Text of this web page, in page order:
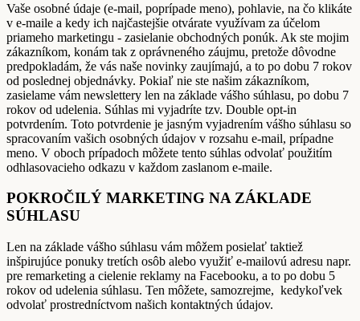
Vaše osobné údaje (e-mail, poprípade meno), pohlavie, na čo klikáte
v e-maile a kedy ich najčastejšie otvárate využívam za účelom
priameho marketingu - zasielanie obchodných ponúk. Ak ste mojim
zákazníkom, konám tak z oprávneného záujmu, pretože dôvodne
predpokladám, že vás naše novinky zaujímajú, a to po dobu 7 rokov
od poslednej objednávky. Pokiaľ nie ste našim zákazníkom,
zasielame vám newslettery len na základe vášho súhlasu, po dobu 7
rokov od udelenia. Súhlas mi vyjadríte tzv. Double opt-in
potvrdením. Toto potvrdenie je jasným vyjadrením vášho súhlasu so
spracovaním vašich osobných údajov v rozsahu e-mail, prípadne
meno. V oboch prípadoch môžete tento súhlas odvolať použitím
odhlasovacieho odkazu v každom zaslanom e-maile.
POKROČILÝ MARKETING NA ZÁKLADE
SÚHLASU
Len na základe vášho súhlasu vám môžem posielať taktiež
inšpirujúce ponuky tretích osôb alebo využiť e-mailovú adresu napr.
pre remarketing a cielenie reklamy na Facebooku, a to po dobu 5
rokov od udelenia súhlasu. Ten môžete, samozrejme, kedykoľvek
odvolať prostredníctvom našich kontaktných údajov.